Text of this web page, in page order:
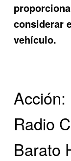
considerar
vehículo.
Acción:
Radio
Barato